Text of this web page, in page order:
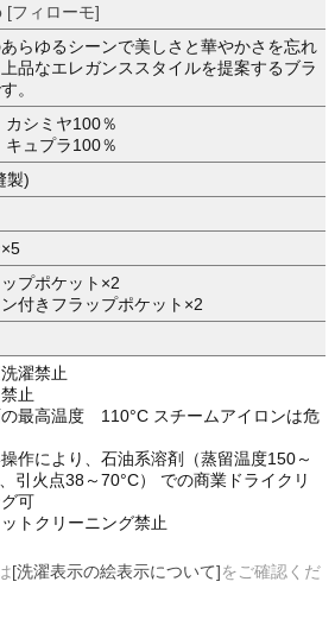
[フィローモ]
らゆるシーンで美しさと華やかさを忘れ
品なエレガンススタイルを提案するブラ
。
カシミヤ100％
キュプラ100％
製)
ップポケット×2
ン付きフラップポケット×2
洗濯禁止
止
の最高温度 110°C スチームアイロンは危
操作により、石油系溶剤（蒸留温度150～
引火点38～70°C） での商業ドライクリ
可
ットクリーニング禁止
[洗濯表示の絵表示について]をご確認くだ